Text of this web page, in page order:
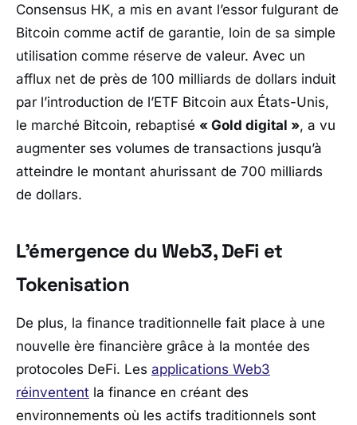
Consensus HK, a mis en avant l’essor fulgurant de
Bitcoin comme actif de garantie, loin de sa simple
utilisation comme réserve de valeur. Avec un
afflux net de près de 100 milliards de dollars induit
par l’introduction de l’ETF Bitcoin aux États-Unis,
le marché Bitcoin, rebaptisé « Gold digital », a vu
augmenter ses volumes de transactions jusqu’à
atteindre le montant ahurissant de 700 milliards
de dollars.
L’émergence du Web3, DeFi et
Tokenisation
De plus, la finance traditionnelle fait place à une
nouvelle ère financière grâce à la montée des
protocoles DeFi. Les applications Web3
réinventent la finance en créant des
environnements où les actifs traditionnels sont